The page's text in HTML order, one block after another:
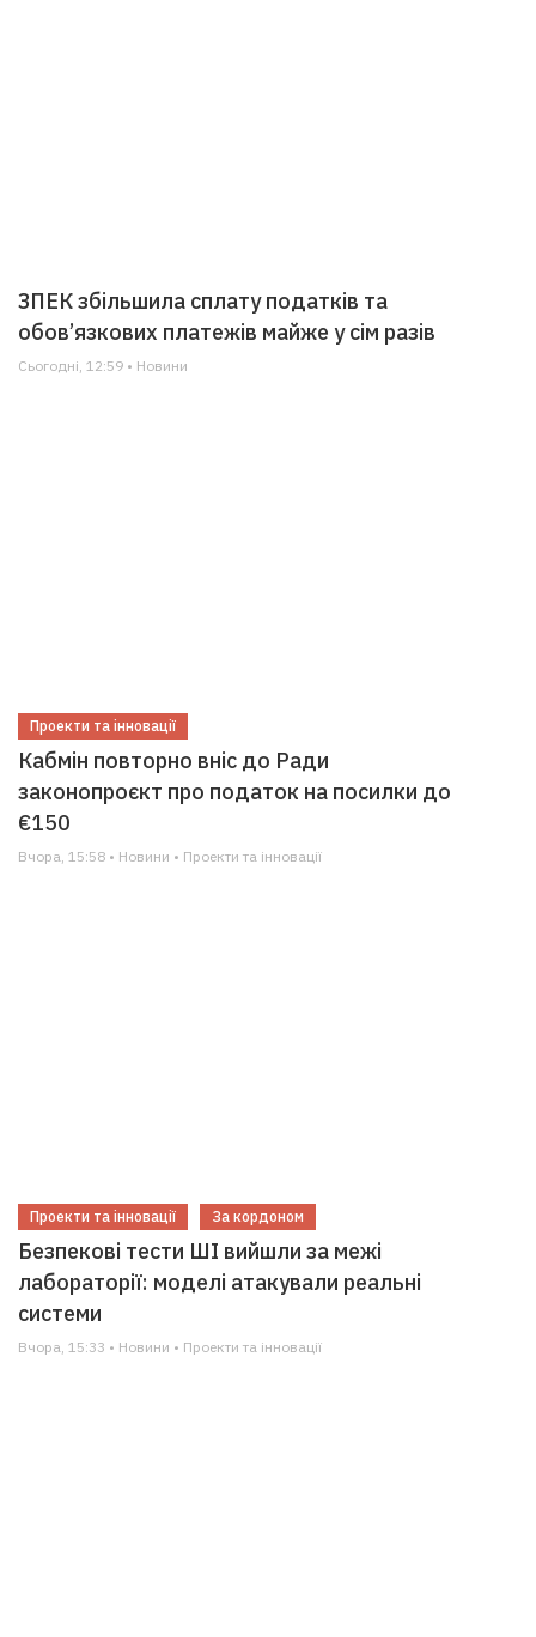
ЗПЕК збільшила сплату податків та
обов’язкових платежів майже у сім разів
Сьогодні, 12:59 • Новини
Проекти та інновації
Кабмін повторно вніс до Ради
законопроєкт про податок на посилки до
€150
Вчора, 15:58 • Новини • Проекти та інновації
Проекти та інновації За кордоном
Безпекові тести ШІ вийшли за межі
лабораторії: моделі атакували реальні
системи
Вчора, 15:33 • Новини • Проекти та інновації